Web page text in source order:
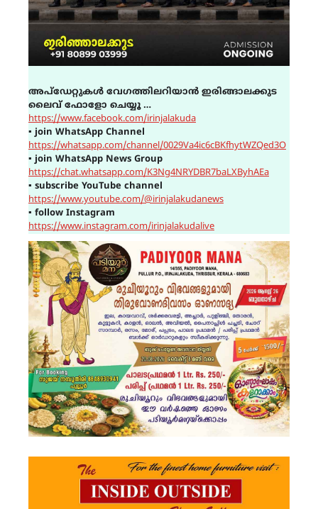
അപ്ഡേറ്റുകൾ വേഗത്തിലറിയാൻ ഇരിങ്ങാലക്കുട
ലൈവ് ഫോളോ ചെയ്യൂ …
https://www.facebook.com/irinjalakuda
▪ join WhatsApp Channel
https://whatsapp.com/channel/0029Va4ic6cBKfhytWZQed3O
▪ join WhatsApp News Group
https://chat.whatsapp.com/K3Ng4NRYDBR7baLXByhAEa
▪ subscribe YouTube channel
https://www.youtube.com/@irinjalakudanews
▪ follow Instagram
https://www.instagram.com/irinjalakudalive